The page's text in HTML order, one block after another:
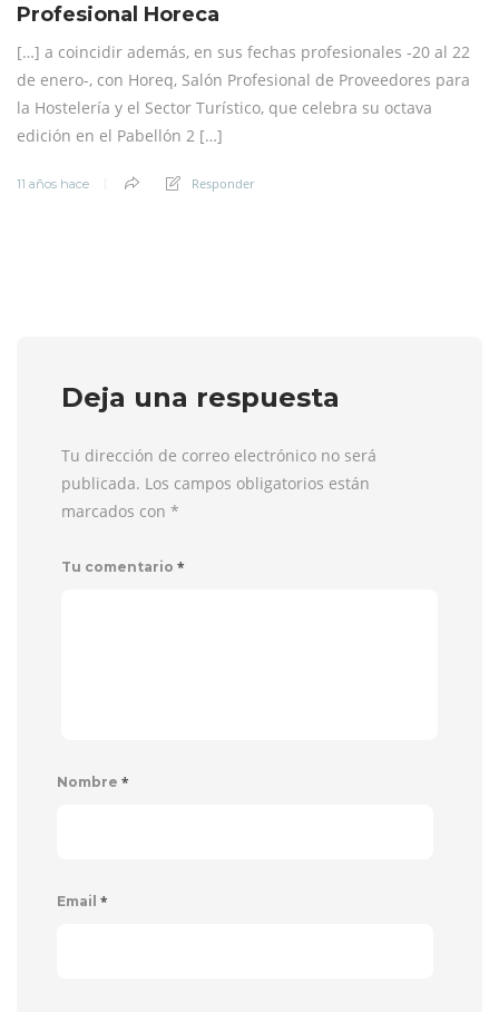
Profesional Horeca
[…] a coincidir además, en sus fechas profesionales -20 al 22
de enero-, con Horeq, Salón Profesional de Proveedores para
la Hostelería y el Sector Turístico, que celebra su octava
edición en el Pabellón 2 […]
11 años hace Responder
Deja una respuesta
Tu dirección de correo electrónico no será
publicada. Los campos obligatorios están
marcados con *
Tu comentario *
Nombre *
Email *